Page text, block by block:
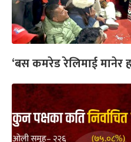
‘बस कमरेड रेलिमाई मानेर